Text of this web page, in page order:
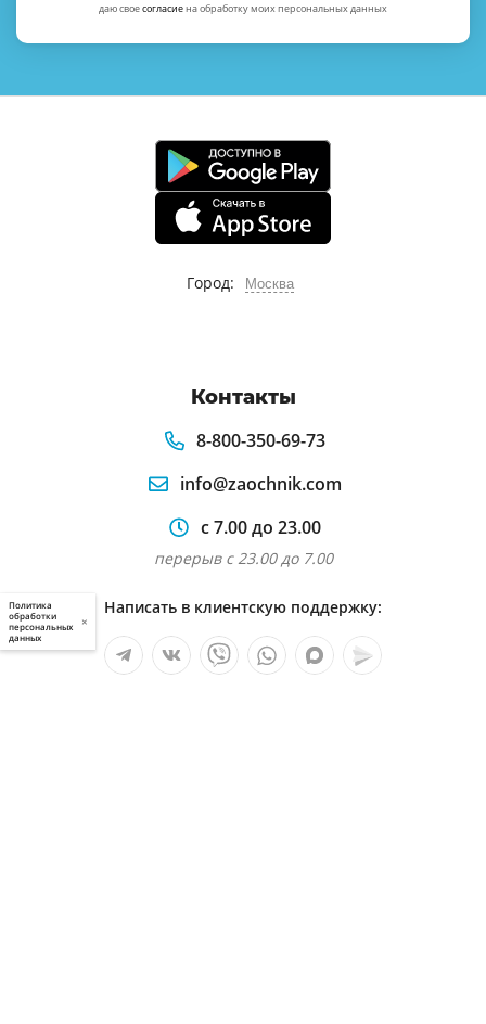
даю своесогласиена обработку моих персональных данных
Город: Москва
Контакты
8-800-350-69-73
info@zaochnik.com
с 7.00 до 23.00
перерыв с 23.00 до 7.00
Написать в клиентскую поддержку:
Политика
обработки
персональных
данных
×